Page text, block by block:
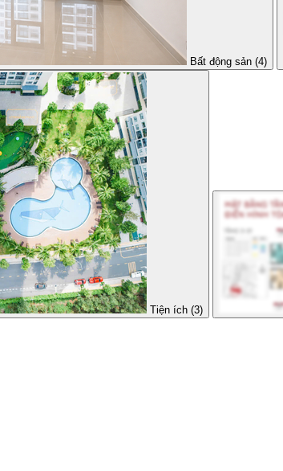
Bất động sản (4)
Tiện ích (3)